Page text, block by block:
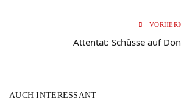
Attentat: Schüsse auf
AUCH INTERESSANT